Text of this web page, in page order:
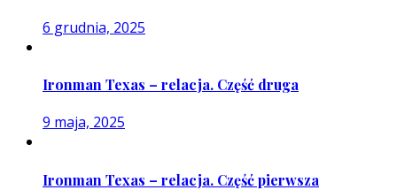
6 grudnia, 2025
Ironman Texas – relacja. Część druga
9 maja, 2025
Ironman Texas – relacja. Część pierwsza